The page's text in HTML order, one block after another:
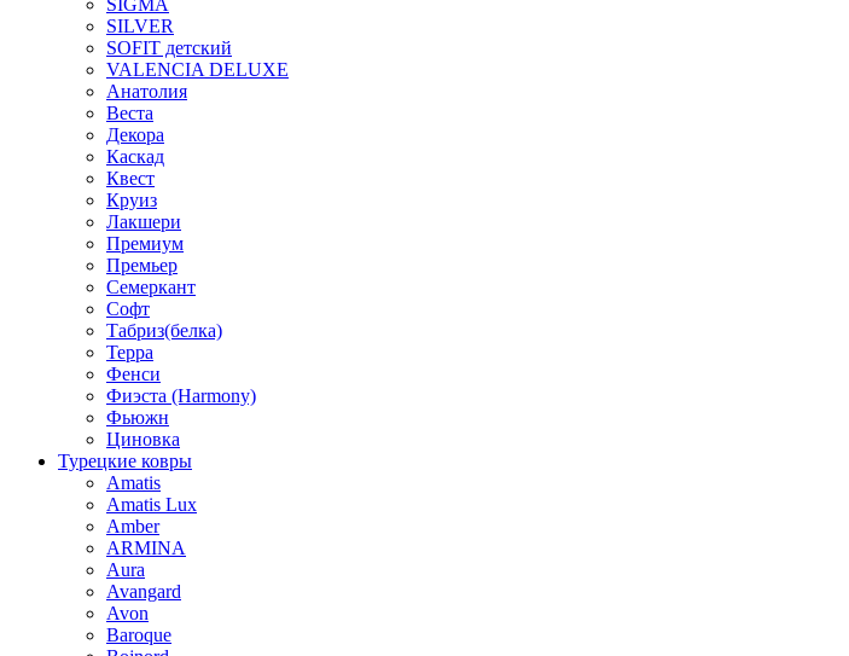
SIGMA
SILVER
SOFIT детский
VALENCIA DELUXE
Анатолия
Веста
Декора
Каскад
Квест
Круиз
Лакшери
Премиум
Премьер
Семеркант
Софт
Табриз(белка)
Терра
Фенси
Фиэста (Harmony)
Фьюжн
Циновка
Турецкие ковры
Amatis
Amatis Lux
Amber
ARMINA
Aura
Avangard
Avon
Baroque